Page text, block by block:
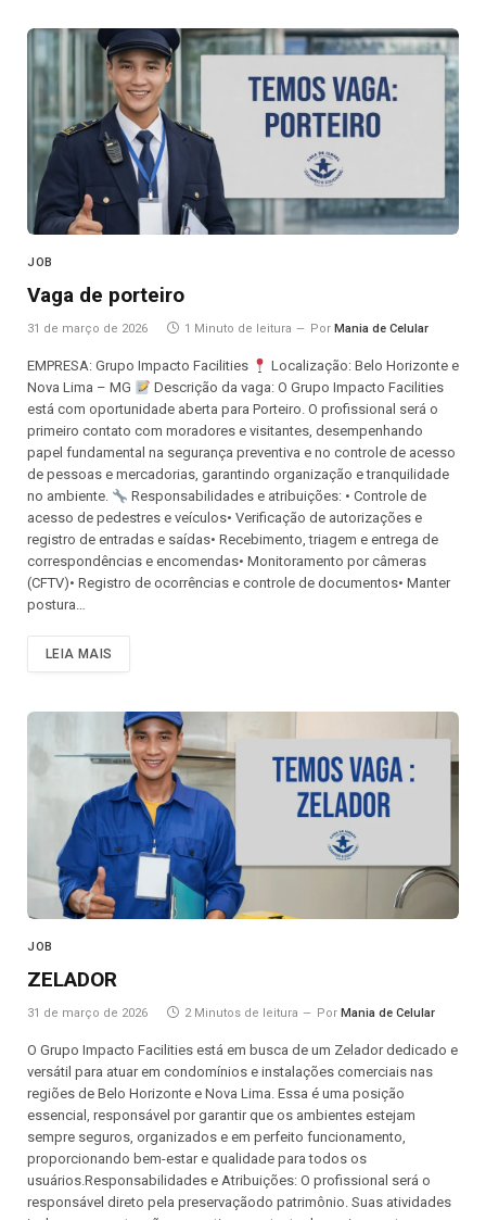
JOB
Vaga de porteiro
31 de março de 2026 1 Minuto de leitura Por Mania de Celular
EMPRESA: Grupo Impacto Facilities
Localização: Belo Horizonte e
Nova Lima – MG
Descrição da vaga: O Grupo Impacto Facilities
está com oportunidade aberta para Porteiro. O profissional será o
primeiro contato com moradores e visitantes, desempenhando
papel fundamental na segurança preventiva e no controle de acesso
de pessoas e mercadorias, garantindo organização e tranquilidade
no ambiente.
Responsabilidades e atribuições: • Controle de
acesso de pedestres e veículos• Verificação de autorizações e
registro de entradas e saídas• Recebimento, triagem e entrega de
correspondências e encomendas• Monitoramento por câmeras
(CFTV)• Registro de ocorrências e controle de documentos• Manter
postura…
LEIA MAIS
JOB
ZELADOR
31 de março de 2026 2 Minutos de leitura Por Mania de Celular
O Grupo Impacto Facilities está em busca de um Zelador dedicado e
versátil para atuar em condomínios e instalações comerciais nas
regiões de Belo Horizonte e Nova Lima. Essa é uma posição
essencial, responsável por garantir que os ambientes estejam
sempre seguros, organizados e em perfeito funcionamento,
proporcionando bem-estar e qualidade para todos os
usuários.Responsabilidades e Atribuições: O profissional será o
responsável direto pela preservaçãodo patrimônio. Suas atividades